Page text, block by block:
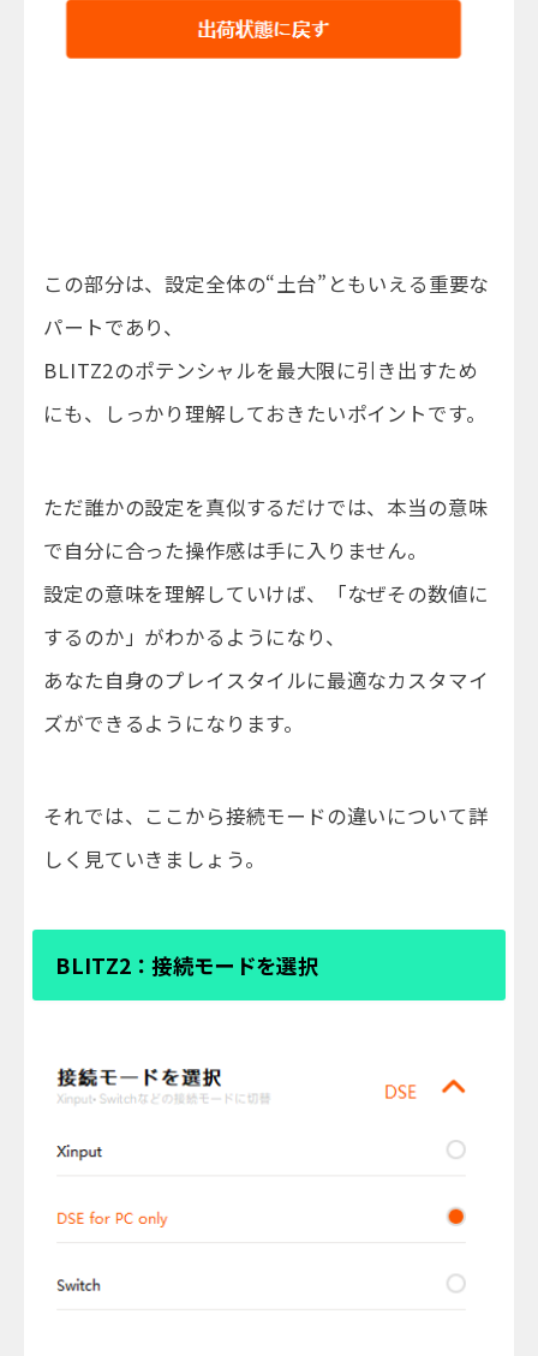
この部分は、設定全体の“土台”ともいえる重要な
パートであり、
BLITZ2のポテンシャルを最大限に引き出すため
にも、しっかり理解しておきたいポイントです。
ただ誰かの設定を真似するだけでは、本当の意味
で自分に合った操作感は手に入りません。
設定の意味を理解していけば、「なぜその数値に
するのか」がわかるようになり、
あなた自身のプレイスタイルに最適なカスタマイ
ズができるようになります。
それでは、ここから接続モードの違いについて詳
しく見ていきましょう。
BLITZ2：接続モードを選択